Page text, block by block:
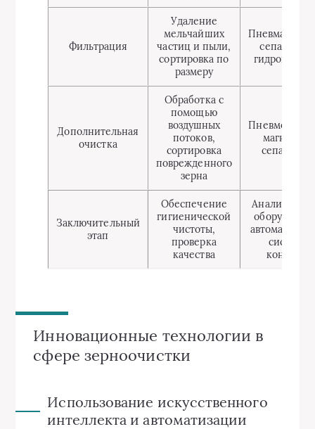
Фильтрация
Удаление
мельчайших
частиц и пыли,
сортировка по
размеру
Дополнительная
очистка
Обработка с
помощью
воздушных
потоков,
сортировка
поврежденного
зерна
Заключительный
этап
Обеспечение
гигиенической
чистоты,
проверка
качества
системы
контроля
Инновационные технологии в
сфере зерноочистки
Использование искусственного
интеллекта и автоматизации